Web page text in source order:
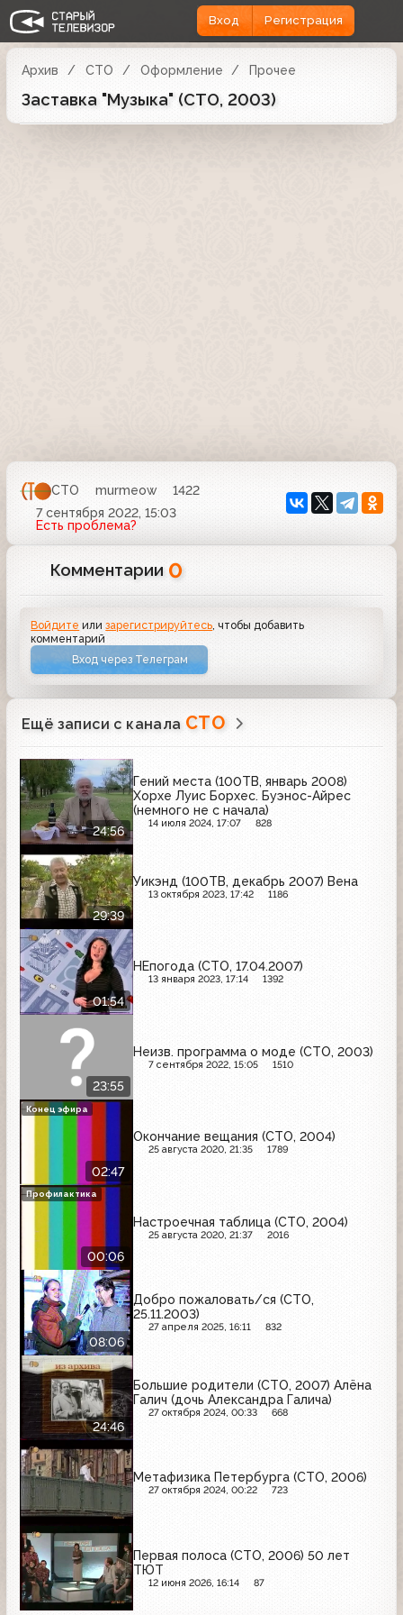
Вход Регистрация
Архив СТО Оформление Прочее
Заставка "Музыка" (СТО, 2003)
СТО murmeow
1422
7 сентября 2022, 15:03
Есть проблема?
Комментарии 0
Войдите илизарегистрируйтесь , чтобы добавить
комментарий
Вход через Телеграм
Ещё записи с канала СТО
24:56
Гений места (100ТВ, январь 2008)
Хорхе Луис Борхес. Буэнос-Айрес
(немного не с начала)
14 июля 2024, 17:07 828
29:39
Уикэнд (100ТВ, декабрь 2007) Вена
13 октября 2023, 17:42 1186
01:54
НЕпогода (СТО, 17.04.2007)
13 января 2023, 17:14 1392
23:55
Неизв. программа о моде (СТО, 2003)
7 сентября 2022, 15:05 1510
02:47
Окончание вещания (СТО, 2004)
25 августа 2020, 21:35 1789
Конец эфира
00:06
Настроечная таблица (СТО, 2004)
25 августа 2020, 21:37 2016
Профилактика
08:06
Добро пожаловать/ся (СТО,
25.11.2003)
27 апреля 2025, 16:11 832
24:46
Большие родители (СТО, 2007) Алёна
Галич (дочь Александра Галича)
27 октября 2024, 00:33 668
Метафизика Петербурга (СТО, 2006)
27 октября 2024, 00:22 723
Первая полоса (СТО, 2006) 50 лет
ТЮТ
12 июня 2026, 16:14 87